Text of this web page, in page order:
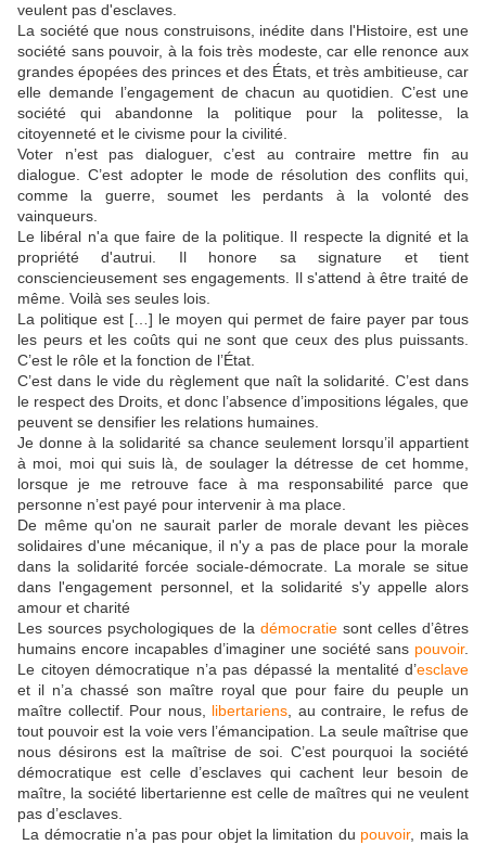
veulent pas d'esclaves.
La société que nous construisons, inédite dans l'Histoire, est une
société sans pouvoir, à la fois très modeste, car elle renonce aux
grandes épopées des princes et des États, et très ambitieuse, car
elle demande l’engagement de chacun au quotidien. C’est une
société qui abandonne la politique pour la politesse, la
citoyenneté et le civisme pour la civilité.
Voter n’est pas dialoguer, c’est au contraire mettre fin au
dialogue. C’est adopter le mode de résolution des conflits qui,
comme la guerre, soumet les perdants à la volonté des
vainqueurs.
Le libéral n'a que faire de la politique. Il respecte la dignité et la
propriété d'autrui. Il honore sa signature et tient
consciencieusement ses engagements. Il s'attend à être traité de
même. Voilà ses seules lois.
La politique est […] le moyen qui permet de faire payer par tous
les peurs et les coûts qui ne sont que ceux des plus puissants.
C’est le rôle et la fonction de l’État.
C’est dans le vide du règlement que naît la solidarité. C’est dans
le respect des Droits, et donc l’absence d’impositions légales, que
peuvent se densifier les relations humaines.
Je donne à la solidarité sa chance seulement lorsqu’il appartient
à moi, moi qui suis là, de soulager la détresse de cet homme,
lorsque je me retrouve face à ma responsabilité parce que
personne n’est payé pour intervenir à ma place.
De même qu'on ne saurait parler de morale devant les pièces
solidaires d'une mécani­que, il n'y a pas de place pour la morale
dans la solidarité forcée sociale-démocrate. La morale se situe
dans l'engagement personnel, et la solidarité s'y appelle alors
amour et charité
Les sources psychologiques de la démocratiesont celles d’êtres
humains encore incapables d’imaginer une société sans pouvoir.
Le citoyen démocratique n’a pas dépassé la mentalité d’esclave
et il n’a chassé son maître royal que pour faire du peuple un
maître collectif. Pour nous, libertariens , au contraire, le refus de
tout pouvoir est la voie vers l’émancipation. La seule maîtrise que
nous désirons est la maîtrise de soi. C’est pourquoi la société
démocratique est celle d’esclaves qui cachent leur besoin de
maître, la société libertarienne est celle de maîtres qui ne veulent
pas d’esclaves.
La démocratie n’a pas pour objet la limitation du pouvoir, mais la